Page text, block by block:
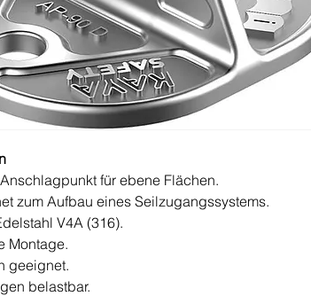
für ebene Flächen.
zum Aufbau eines Seilzugangssystems.
V4A (316).
Montage.
geeignet.
belastbar.